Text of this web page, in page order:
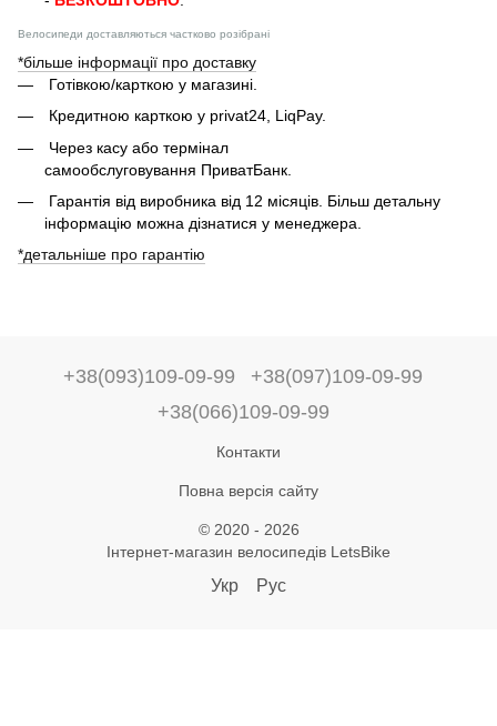
Велосипеди доставляються частково розібрані
*більше інформації про доставку
Готівкою/карткою у магазині.
Кредитною карткою у privat24, LiqPay.
Через касу або термінал
самообслуговування ПриватБанк.
Гарантія від виробника від 12 місяців. Більш детальну
інформацію можна дізнатися у менеджера.
*детальніше про гарантію
+38(093)109-09-99
+38(097)109-09-99
+38(066)109-09-99
Контакти
Повна версія сайту
© 2020 - 2026
Інтернет-магазин велосипедів LetsBike
Укр Рус